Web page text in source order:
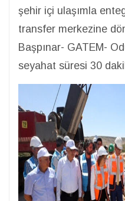
şehir içi ulaşımla
transfer merkezine
Başpınar- GATEM-
seyahat süresi 30